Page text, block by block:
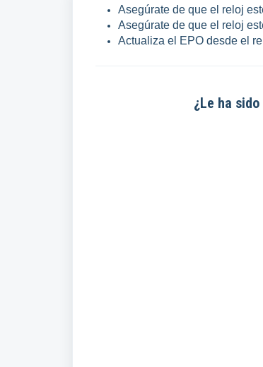
Asegúrate de que el reloj
Asegúrate de que el reloj
Actualiza el EPO desde el
¿Le ha